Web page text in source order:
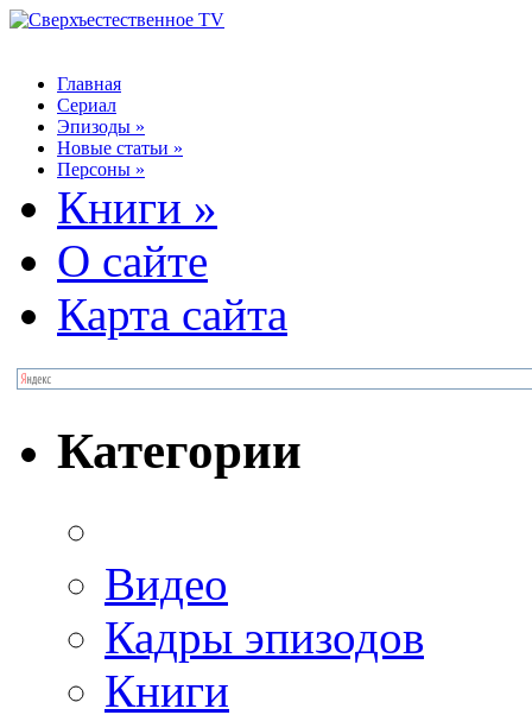
Главная
Сериал
Эпизоды »
Новые статьи »
Персоны »
Книги »
О сайте
Карта сайта
Категории
Видео
Кадры эпизодов
Книги